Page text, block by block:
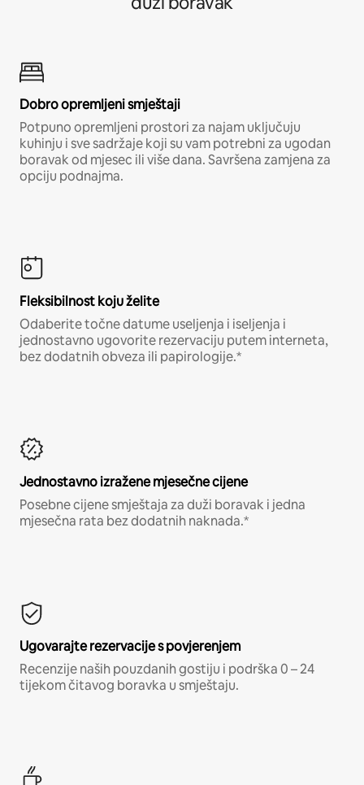
Dobro opremljeni smještaji
Potpuno opremljeni prostori za najam uključuju
kuhinju i sve sadržaje koji su vam potrebni za ugodan
boravak od mjesec ili više dana. Savršena zamjena za
opciju podnajma.
Fleksibilnost koju želite
Odaberite točne datume useljenja i iseljenja i
jednostavno ugovorite rezervaciju putem interneta,
bez dodatnih obveza ili papirologije.*
Jednostavno izražene mjesečne cijene
Posebne cijene smještaja za duži boravak i jedna
mjesečna rata bez dodatnih naknada.*
Ugovarajte rezervacije s povjerenjem
Recenzije naših pouzdanih gostiju i podrška 0 – 24
tijekom čitavog boravka u smještaju.